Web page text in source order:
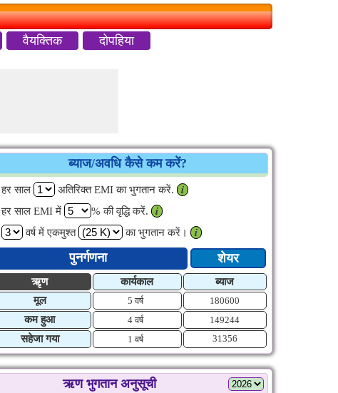
वैयक्तिक दोपहिया
ब्याज/अवधि कैसे कम करें?
हर साल अतिरिक्त EMI का भुगतान करें.
𝒊
हर साल EMI में
% की वृद्धि करें.
𝒊
वर्ष में एकमुश्त
का भुगतान करें। 𝒊
पुनर्गणना शेयर
ऋृण कार्यकाल
ब्याज
मूल
5 वर्ष 180600
कम हुआ 4 वर्ष 149244
सहेजा गया 1 वर्ष 31356
ऋण भुगतान अनुसूची